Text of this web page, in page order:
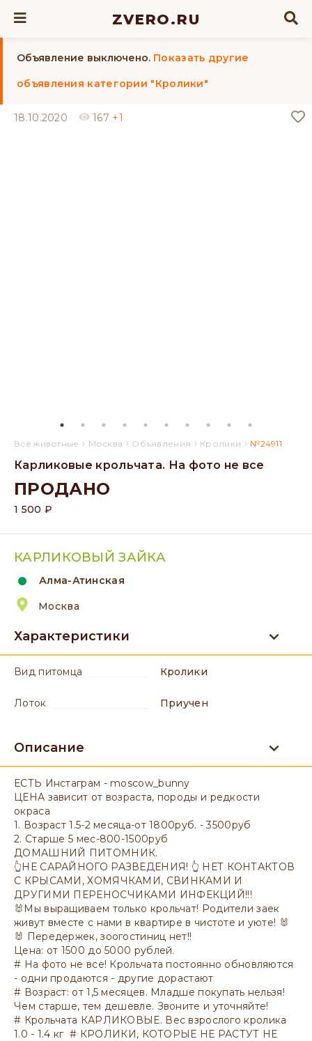
ZVERO.RU
Объявление выключено. Показать другие
объявления категории "Кролики"
18.10.2020 167 +1
Все животные › Москва › Объявления › Кролики › №24911
Карликовые крольчата. На фото не все
ПРОДАНО
1 500 ₽
КАРЛИКОВЫЙ ЗАЙКА
Алма-Атинская
Москва
Характеристики
вид питомца Кролики
лоток приучен
Описание
ЕСТЬ Инстаграм - moscow_bunny
ЦЕНА зависит от возраста, породы и редкости
окраса
1. Возраст 1.5-2 месяца-от 1800руб. - 3500руб
2. Старше 5 мес-800-1500руб
ДОМАШНИЙ ПИТОМНИК.
👆НЕ САРАЙНОГО РАЗВЕДЕНИЯ! 👆 НЕТ КОНТАКТОВ
С КРЫСАМИ, ХОМЯЧКАМИ, СВИНКАМИ И
ДРУГИМИ ПЕРЕНОСЧИКАМИ ИНФЕКЦИЙ!!!
🐰Мы выращиваем только крольчат! Родители заек
живут вместе с нами в квартире в чистоте и уюте! 🐰
🐰 Передержек, зоогостиниц нет!!
Цена: от 1500 до 5000 рублей.
# На фото не все! Крольчата постоянно обновляются
- одни продаются - другие дорастают
# Возраст: от 1,5 месяцев. Младше покупать нельзя!
Чем старше, тем дешевле. Звоните и уточняйте!
# Крольчата КАРЛИКОВЫЕ. Вес взрослого кролика
1.0 - 1.4 кг # КРОЛИКИ, КОТОРЫЕ НЕ РАСТУТ НЕ